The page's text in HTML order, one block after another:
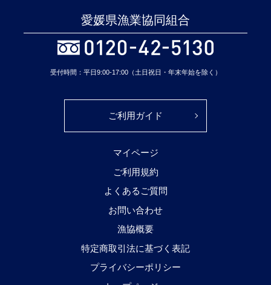
愛媛県漁業協同組合
受付時間：平日9:00-17:00（土日祝日・年末年始を除く）
ご利用ガイド
マイページ
ご利用規約
よくあるご質問
お問い合わせ
漁協概要
特定商取引法に基づく表記
プライバシーポリシー